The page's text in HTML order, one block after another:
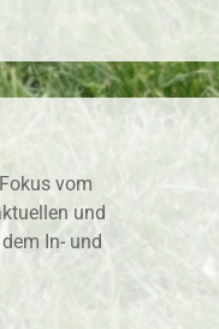
vom
und
In- und